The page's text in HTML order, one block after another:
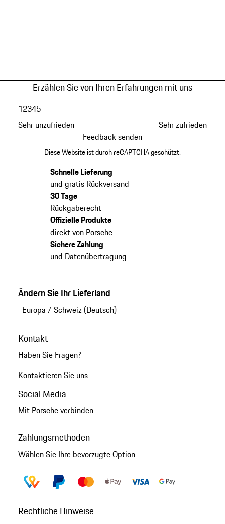
Erzählen Sie von Ihren Erfahrungen mit uns
Sehr unzufrieden
12345
Sehr zufrieden
Feedback senden
Diese Website ist durch reCAPTCHA geschützt.
Schnelle Lieferung
und gratis Rückversand
30 Tage
Rückgaberecht
Offizielle Produkte
direkt von Porsche
Sichere Zahlung
und Datenübertragung
Ändern Sie Ihr Lieferland
Europa / Schweiz (Deutsch)
Kontakt
Haben Sie Fragen?
Kontaktieren Sie uns
Social Media
Mit Porsche verbinden
Zahlungsmethoden
Wählen Sie Ihre bevorzugte Option
Rechtliche Hinweise